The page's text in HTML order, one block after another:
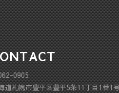
0905
道札幌市豊平区豊平5条11丁目1番1号